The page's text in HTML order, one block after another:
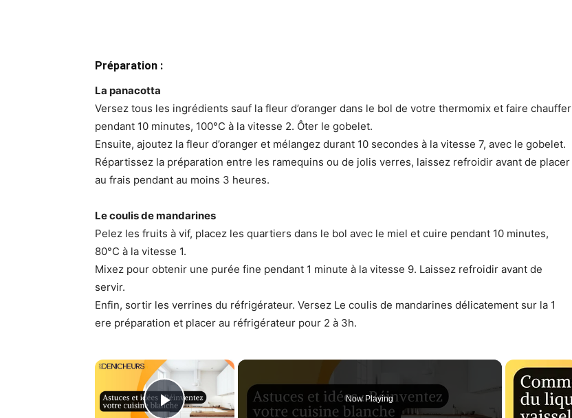
Préparation :
La panacotta
Versez tous les ingrédients sauf la fleur d’oranger dans le bol de votre thermomix et faire chauffer
pendant 10 minutes, 100°C à la vitesse 2. Ôter le gobelet.
Ensuite, ajoutez la fleur d’oranger et mélangez durant 10 secondes à la vitesse 7, avec le gobelet.
Répartissez la préparation entre les ramequins ou de jolis verres, laissez refroidir avant de placer
au frais pendant au moins 3 heures.
Le coulis de mandarines
Pelez les fruits à vif, placez les quartiers dans le bol avec le miel et cuire pendant 10 minutes,
80°C à la vitesse 1.
Mixez pour obtenir une purée fine pendant 1 minute à la vitesse 9. Laissez refroidir avant de
servir.
Enfin, sortir les verrines du réfrigérateur. Versez Le coulis de mandarines délicatement sur la 1
ere préparation et placer au réfrigérateur pour 2 à 3h.
×
Now Playing